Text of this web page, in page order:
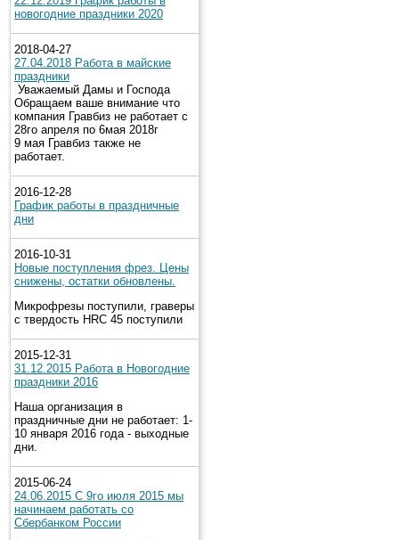
новогодние праздники 2020
2018-04-27
27.04.2018 Работа в майские
праздники
Уважаемый Дамы и Господа
Обращаем ваше внимание что
компания Гравбиз не работает с
28го апреля по 6мая 2018г
9 мая Гравбиз также не
работает.
2016-12-28
График работы в праздничные
дни
2016-10-31
Новые поступления фрез. Цены
снижены, остатки обновлены.
Микрофрезы поступили, граверы
с твердость HRC 45 поступили
2015-12-31
31.12.2015 Работа в Новогодние
праздники 2016
Наша организация в
праздничные дни не работает: 1-
10 января 2016 года - выходные
дни.
2015-06-24
24.06.2015 С 9го июля 2015 мы
начинаем работать со
Сбербанком России